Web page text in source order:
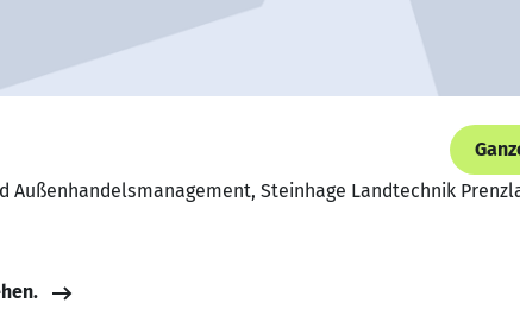
Außenhandelsmanagement, Steinhage Landtechnik